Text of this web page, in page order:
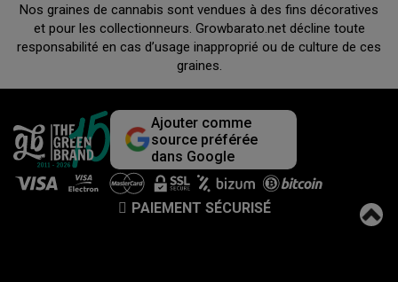
Nos graines de cannabis sont vendues à des fins décoratives
et pour les collectionneurs. Growbarato.net décline toute
responsabilité en cas d’usage inapproprié ou de culture de ces
graines.
Ajouter comme
source préférée
dans Google
PAIEMENT SÉCURISÉ